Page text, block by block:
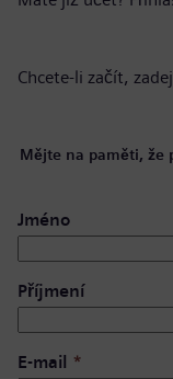
Chcete-li začít,
Mějte na paměti, že
Jméno
Příjmení
E-mail *